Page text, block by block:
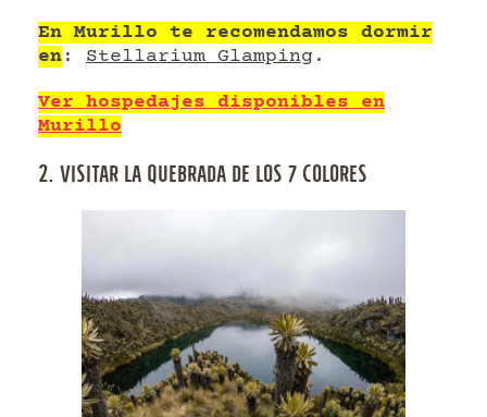
En Murillo te recomendamos dormir
en : Stellarium Glamping .
Ver hospedajes disponibles en
Murillo
2. VISITAR LA QUEBRADA DE LOS 7 COLORES